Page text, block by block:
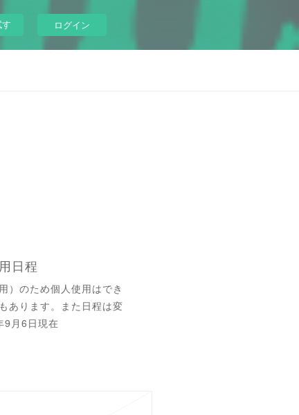
ログイン
日程
）のため個人使用はでき
あります。また日程は変
9月6日現在